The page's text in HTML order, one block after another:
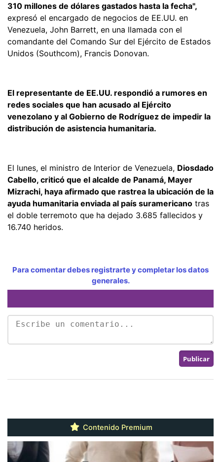
310 millones de dólares gastados hasta la fecha",
expresó el encargado de negocios de EE.UU. en
Venezuela, John Barrett, en una llamada con el
comandante del Comando Sur del Ejército de Estados
Unidos (Southcom), Francis Donovan.
El representante de EE.UU. respondió a rumores en
redes sociales que han acusado al Ejército
venezolano y al Gobierno de Rodríguez de impedir la
distribución de asistencia humanitaria.
El lunes, el ministro de Interior de Venezuela, Diosdado
Cabello, criticó que el alcalde de Panamá, Mayer
Mizrachi, haya afirmado que rastrea la ubicación de la
ayuda humanitaria enviada al país suramericano tras
el doble terremoto que ha dejado 3.685 fallecidos y
16.740 heridos.
Para comentar debes registrarte y completar los datos
generales.
Contenido Premium